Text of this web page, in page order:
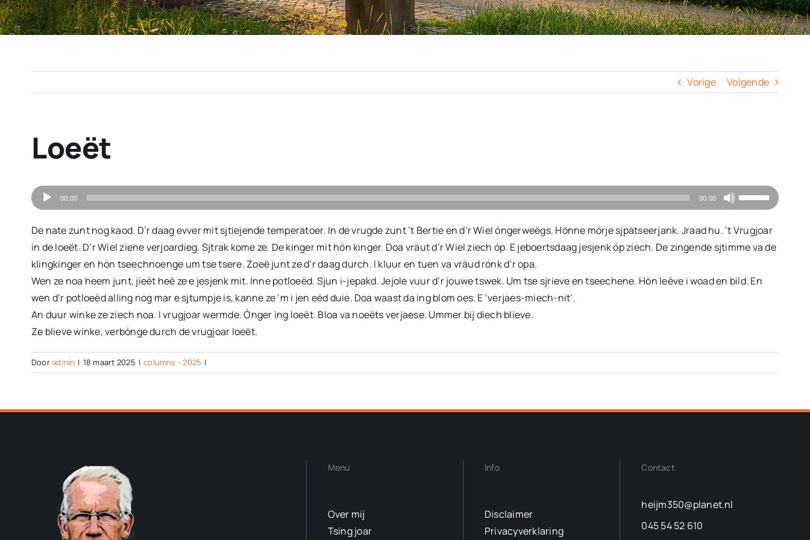
Vorige Volgende
Loeët
Audiospeler
00:00 00:00
Gebruik
Omhoog/
pijltoetsen
om
volume
De nate zunt nog kaod. D’r daag evver mit sjtiejende temperatoer. In de vrugde zunt ’t Bertie en d’r Wiel óngerweëgs. Hönne mörje sjpatseerjank. Jraad hu. ’t Vrugjoar
in de loeët. D’r Wiel ziene verjoardieg. Sjtrak kome ze. De kinger mit hön kinger. Doa vräut d’r Wiel ziech óp. E jeboertsdaag jesjenk óp ziech. De zingende sjtimme va de
klingkinger en hön tseechnoenge um tse tsere. Zoeë junt ze d’r daag durch. I kluur en tuen va vräud rónk d’r opa.
Wen ze noa heem junt, jieët heë ze e jesjenk mit. Inne potloeëd. Sjun i-jepakd. Jejole vuur d’r jouwe tswek. Um tse sjrieve en tseechene. Hön leëve i woad en bild. En
wen d’r potloeëd alling nog mar e sjtumpje is, kanne ze ‘m i jen eëd duie. Doa waast da ing blom oes. E ‘verjaes-miech-nit’.
An duur winke ze ziech noa. I vrugjoar wermde. Ónger ing loeët. Bloa va noeëts verjaese. Ummer bij diech blieve.
Ze blieve winke, verbónge durch de vrugjoar loeët.
Dooradmin | 18 maart 2025 | columns - 2025 |
Menu
Over mij
Tsing joar
Info
Disclaimer
Privacyverklaring
Contact
heijm350@planet.nl
045 54 52 610